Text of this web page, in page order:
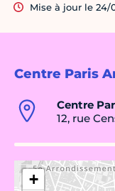
Centre Paris
Centre
12, rue
+
Mise à jour le 24/